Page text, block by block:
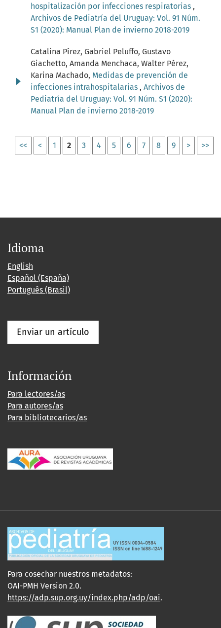
hospitalización por infecciones respiratorias ,
Archivos de Pediatría del Uruguay: Vol. 91 Núm.
S1 (2020): Manual Plan de invierno 2018-2019
Catalina Pírez, Gabriel Peluffo, Gustavo
Giachetto, Amanda Menchaca, Walter Pérez,
Karina Machado, Medidas de prevención de
infecciones intrahospitalarias , Archivos de
Pediatría del Uruguay: Vol. 91 Núm. S1 (2020):
Manual Plan de invierno 2018-2019
<< < 1 2 3 4 5 6 7 8 9 > >>
Idioma
English
Español (España)
Português (Brasil)
Enviar un artículo
Información
Para lectores/as
Para autores/as
Para bibliotecarios/as
Para cosechar nuestros metadatos:
OAI-PMH Version 2.0.
https://adp.sup.org.uy/index.php/adp/oai.